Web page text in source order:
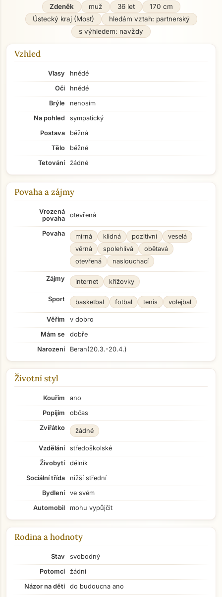
Zdeněk muž 36 let
170 cm
Ústecký kraj (Most)
hledám vztah: partnerský
s výhledem: navždy
Vzhled
Vlasy
hnědé
Oči
hnědé
Brýle
nenosím
Na pohled
sympatický
Postava
běžná
Tělo
běžné
Tetování
žádné
Povaha a zájmy
Vrozená
povaha
otevřená
Povaha mírná klidná pozitivní
veselá
věrná
spolehlivá
obětavá
otevřená
naslouchací
Zájmy internet křížovky
Sport basketbal fotbal tenis volejbal
Věřím
v dobro
Mám se
dobře
Narození
Beran(20.3.-20.4.)
Životní styl
Kouřím
ano
Popíjím
občas
Zvířátko
žádné
Vzdělání
středoškolské
Živobytí
dělník
Sociální třída
nižší střední
Bydlení
ve svém
Automobil
mohu vypůjčit
Rodina a hodnoty
Stav
svobodný
Potomci
žádní
Názor na děti
do budoucna ano